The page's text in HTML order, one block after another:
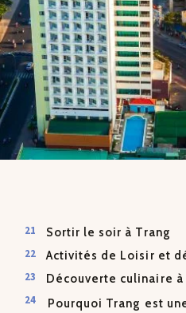
Sortir le soir à Trang
Activités de Loisir et
Découverte culinaire à
Pourquoi Trang est